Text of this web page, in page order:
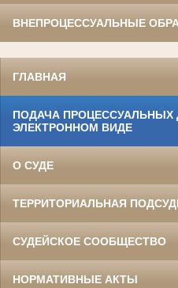
ВНЕПРОЦЕССУАЛЬНЫЕ
ГЛАВНАЯ
ПОДАЧА ПРОЦЕССУАЛЬНЫХ
ЭЛЕКТРОННОМ ВИДЕ
О СУДЕ
ТЕРРИТОРИАЛЬНАЯ
СУДЕЙСКОЕ СООБЩЕСТВО
НОРМАТИВНЫЕ АКТЫ